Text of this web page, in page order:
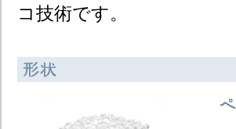
コ技術です。​